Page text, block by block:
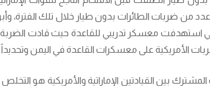
من ضربات الطائرات بدون طيار خلال تلك الفترة،
الأمريكية على معسكرات القاعدة في اليمن
بين القيادتين الإماراتية والأمريكية هو